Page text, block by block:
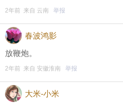
2年前 来自 云南 举报
春波鸿影
放鞭炮。
2年前 来自 安徽淮南 举报
大米-小米